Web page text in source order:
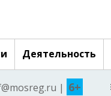
Деятельность
| 6+